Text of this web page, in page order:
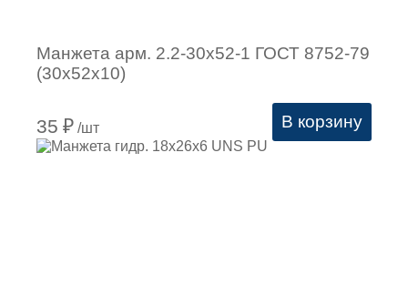
Манжета арм. 2.2-30х52-1 ГОСТ 8752-79
(30х52х10)
35 ₽ /шт В корзину